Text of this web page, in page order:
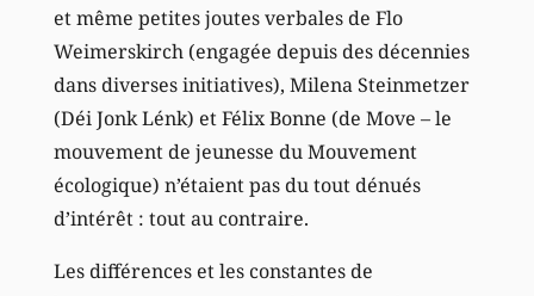
et même petites joutes verbales de Flo
Weimerskirch (engagée depuis des décennies
dans diverses initiatives), Milena Steinmetzer
(Déi Jonk Lénk) et Félix Bonne (de Move – le
mouvement de jeunesse du Mouvement
écologique) n’étaient pas du tout dénués
d’intérêt : tout au contraire.
Les différences et les constantes de